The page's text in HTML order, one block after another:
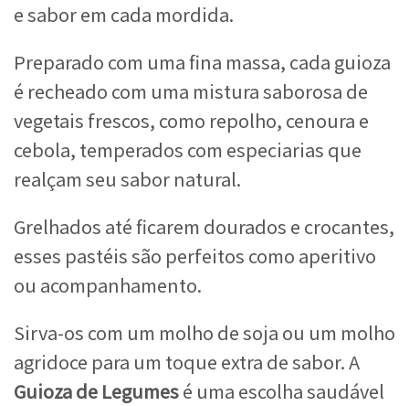
e sabor em cada mordida.
Preparado com uma fina massa, cada guioza
é recheado com uma mistura saborosa de
vegetais frescos, como repolho, cenoura e
cebola, temperados com especiarias que
realçam seu sabor natural.
Grelhados até ficarem dourados e crocantes,
esses pastéis são perfeitos como aperitivo
ou acompanhamento.
Sirva-os com um molho de soja ou um molho
agridoce para um toque extra de sabor. A
Guioza de Legumesé uma escolha saudável